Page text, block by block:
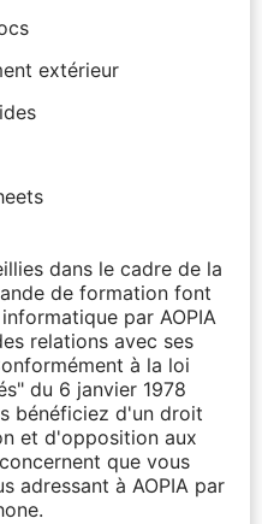
extérieur
dans le cadre de la
de formation font
par AOPIA
relations avec ses
à la loi
du 6 janvier 1978
bénéficiez d'un droit
et d'opposition aux
que vous
adressant à AOPIA par